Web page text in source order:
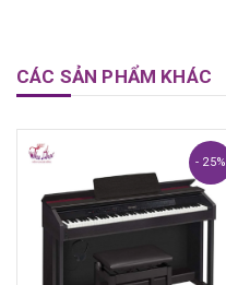
CÁC SẢN PHẨM KHÁC
- 25%